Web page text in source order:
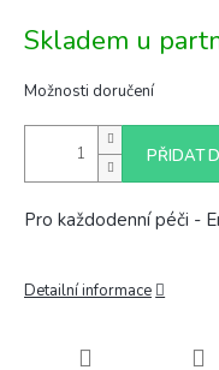
cena:
Skladem u
Možnosti doručení
PŘIDAT
Pro každodenní péči -
Detailní informace